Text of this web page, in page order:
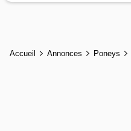
Accueil Annonces Poneys